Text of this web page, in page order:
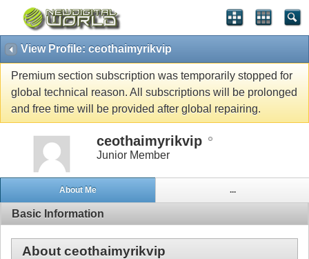
View Profile: ceothaimyrikvip
Premium section subscription was temporarily stopped for
global technical reason. All subscriptions will be prolonged
and free time will be provided after global repairing.
ceothaimyrikvip
Junior Member
About Me ...
Basic Information
About ceothaimyrikvip